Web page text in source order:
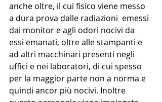
anche oltre, il cui fisico viene messo
a dura prova dalle radiazioni  emessi
dai monitor e agli odori nocivi da
essi emanati, oltre alle stampanti e
ad altri macchinari presenti negli
uffici e nei laboratori, di cui spesso
per la maggior parte non a norma e
quindi ancor più nocivi. Inoltre